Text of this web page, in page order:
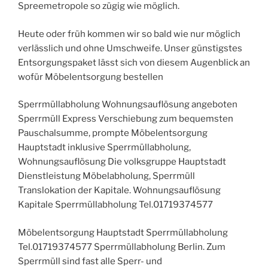
Spreemetropole so zügig wie möglich.
Heute oder früh kommen wir so bald wie nur möglich
verlässlich und ohne Umschweife. Unser günstigstes
Entsorgungspaket lässt sich von diesem Augenblick an
wofür Möbelentsorgung bestellen
Sperrmüllabholung Wohnungsauflösung angeboten
Sperrmüll Express Verschiebung zum bequemsten
Pauschalsumme, prompte Möbelentsorgung
Hauptstadt inklusive Sperrmüllabholung,
Wohnungsauflösung Die volksgruppe Hauptstadt
Dienstleistung Möbelabholung, Sperrmüll
Translokation der Kapitale. Wohnungsauflösung
Kapitale Sperrmüllabholung Tel.01719374577
Möbelentsorgung Hauptstadt Sperrmüllabholung
Tel.01719374577 Sperrmüllabholung Berlin. Zum
Sperrmüll sind fast alle Sperr- und